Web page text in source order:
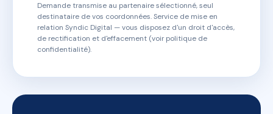
Demande transmise au partenaire sélectionné, seul
destinataire de vos coordonnées. Service de mise en
relation Syndic Digital — vous disposez d'un droit d'accès,
de rectification et d'effacement (voir politique de
confidentialité).